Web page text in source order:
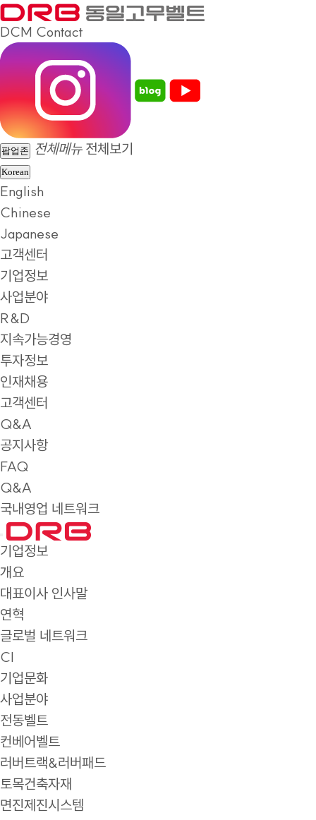
DCM Contact
팝업존 전체메뉴 전체보기
Korean
English
Chinese
Japanese
고객센터
기업정보
사업분야
R&D
지속가능경영
투자정보
인재채용
고객센터
Q&A
공지사항
FAQ
Q&A
국내영업 네트워크
기업정보
개요
대표이사 인사말
연혁
글로벌 네트워크
CI
기업문화
사업분야
전동벨트
컨베어벨트
러버트랙&러버패드
토목건축자재
면진제진시스템